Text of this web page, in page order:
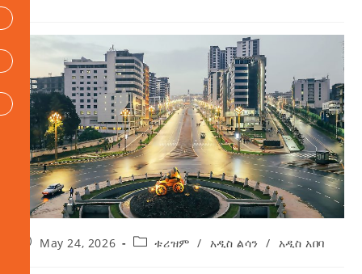
May 24, 2026 ቱሪዝም / አዲስ ልሳን / አዲስ አበባ